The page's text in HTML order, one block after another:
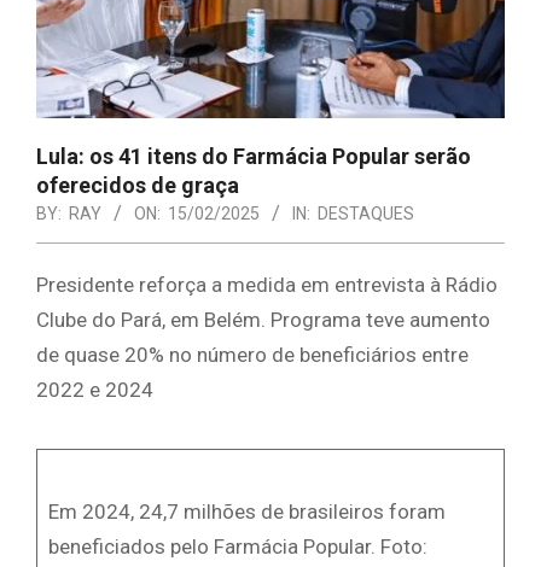
Lula: os 41 itens do Farmácia Popular serão
oferecidos de graça
BY: RAY ON: 15/02/2025 IN: DESTAQUES
Presidente reforça a medida em entrevista à Rádio
Clube do Pará, em Belém. Programa teve aumento
de quase 20% no número de beneficiários entre
2022 e 2024
Em 2024, 24,7 milhões de brasileiros foram
beneficiados pelo Farmácia Popular. Foto: